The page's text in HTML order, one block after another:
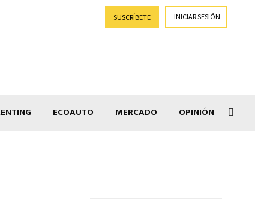
SUSCRÍBETE INICIAR SESIÓN
ECOAUTO MERCADO OPINIÓN